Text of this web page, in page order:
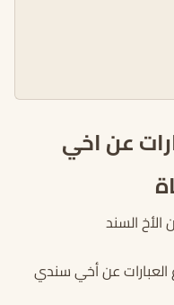
عن اخي
السند
العبارات عن أخي سندي